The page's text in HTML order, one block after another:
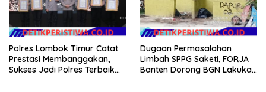
Polres Lombok Timur Catat
Prestasi Membanggakan,
Sukses Jadi Polres Terbaik
Dugaan Permasalahan
Limbah SPPG Saketi, FORJA
Banten Dorong BGN Lakukan